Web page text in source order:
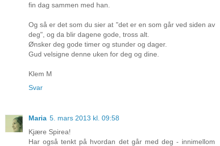
fin dag sammen med han.
Og så er det som du sier at "det er en som går ved siden av
deg", og da blir dagene gode, tross alt.
Ønsker deg gode timer og stunder og dager.
Gud velsigne denne uken for deg og dine.
Klem M
Svar
Maria 5. mars 2013 kl. 09:58
Kjære Spirea!
Har også tenkt på hvordan det går med deg - innimellom